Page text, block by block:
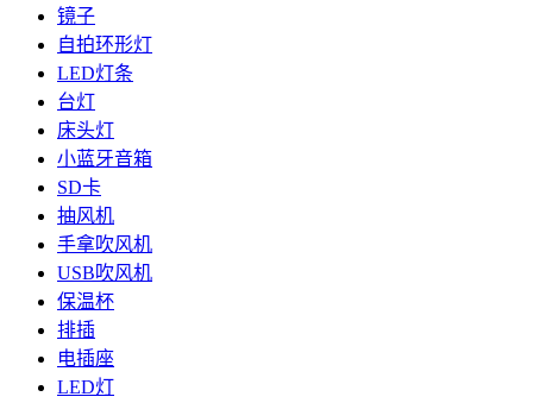
镜子
自拍环形灯
LED灯条
台灯
床头灯
小蓝牙音箱
SD卡
抽风机
手拿吹风机
USB吹风机
保温杯
排插
电插座
LED灯